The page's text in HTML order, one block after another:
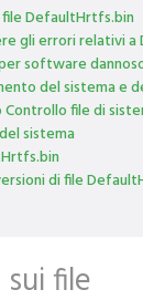
DefaultHrtfs.bin
gli errori relativi
software
del sistema e
file di
sistema
di file
file